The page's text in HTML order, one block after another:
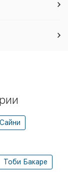
Тоби Бакаре